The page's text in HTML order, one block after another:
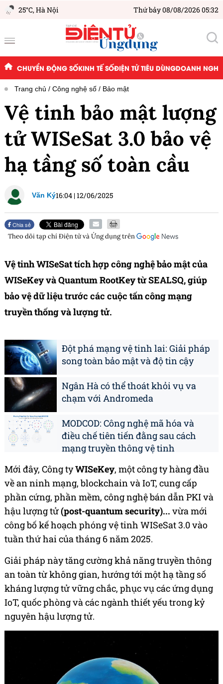
25°C,Hà Nội Thứ bảy 08/08/2026 05:32
CHUYỂN ĐỘNG SỐKINH TẾ SỐĐIỆN TỬ TIÊU DÙNGDOANH
Trang chủ Công nghệ số Bảo mật
Vệ tinh bảo mật lượng
tử WISeSat 3.0 bảo vệ
hạ tầng số toàn cầu
Văn Ký16:04 |12/06/2025
Chia sẻ
Theo dõi tạp chíĐiện tử và Ứng dụngtrên
Vệ tinh WISeSat tích hợp công nghệ bảo mật của
WISeKey và Quantum RootKey từ SEALSQ, giúp
bảo vệ dữ liệu trước các cuộc tấn công mạng
truyền thống và lượng tử.
Đột phá mạng vệ tinh lai: Giải pháp
song toàn bảo mật và độ tin cậy
Ngân Hà có thể thoát khỏi vụ va
chạm với Andromeda
MODCOD: Công nghệ mã hóa và
điều chế tiên tiến đằng sau cách
mạng truyền thông vệ tinh
Mới đây, Công tyWISeKey, một công ty hàng đầu
về an ninh mạng, blockchain và IoT, cung cấp
phần cứng, phần mềm, công nghệ bán dẫn PKI và
hậu lượng tử(post-quantum security)... vừa mới
công bố kế hoạch phóng vệ tinh WISeSat 3.0 vào
tuần thứ hai của tháng 6 năm 2025.
Giải pháp này tăng cường khả năng truyền thông
an toàn từ không gian, hướng tới một hạ tầng số
kháng lượng tử vững chắc, phục vụ các ứng dụng
IoT, quốc phòng và các ngành thiết yếu trong kỷ
nguyên hậu lượng tử.